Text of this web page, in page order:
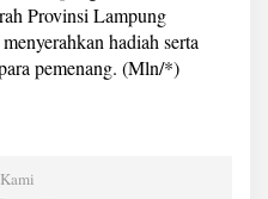
Provinsi Lampung
hadiah serta
pemenang. (Mln/*)